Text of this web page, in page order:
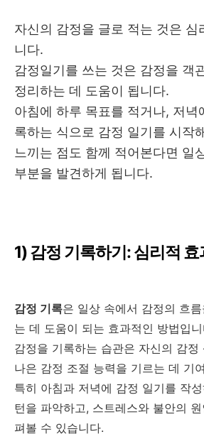
자신의 감정을 글로 적는 것은 심
니다.
감정일기를 쓰는 것은 감정을 객
정리하는 데 도움이 됩니다.
아침에 하루 목표를 적거나, 저녁
록하는 식으로 감정 일기를 시작
느끼는 점도 함께 적어본다면 일
부분을 발견하게 됩니다.
1)감정 기록하기 :심리적 효
감정 기록은 일상 속에서 감정의 흐
는 데 도움이 되는 효과적인 방법입
감정을 기록하는 습관은 자신의 감정
나은 감정 조절 능력을 기르는 데 기
특히 아침과 저녁에 감정 일기를 작
턴을 파악하고, 스트레스와 불안의
펴볼 수 있습니다.